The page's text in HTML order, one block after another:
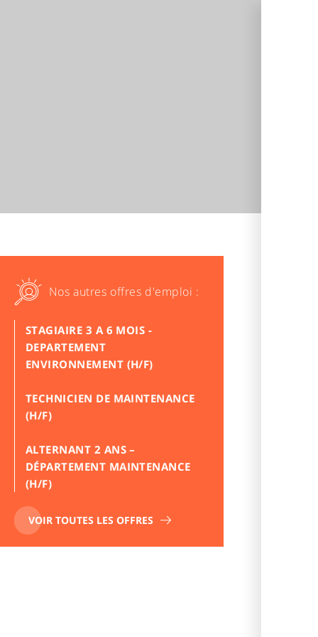
Nos autres offres d'emploi :
STAGIAIRE 3 A 6 MOIS -
DEPARTEMENT
ENVIRONNEMENT (H/F)
TECHNICIEN DE MAINTENANCE
(H/F)
ALTERNANT 2 ANS –
DÉPARTEMENT MAINTENANCE
(H/F)
VOIR TOUTES LES OFFRES